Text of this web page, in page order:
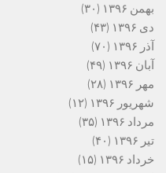
بهمن ۱۳۹۶
(۳۰)
دی ۱۳۹۶
(۴۳)
آذر ۱۳۹۶
(۷۰)
آبان ۱۳۹۶
(۴۹)
مهر ۱۳۹۶
(۲۸)
شهریور ۱۳۹۶
(۱۲)
مرداد ۱۳۹۶
(۳۵)
تیر ۱۳۹۶
(۴۰)
خرداد ۱۳۹۶
(۱۵)